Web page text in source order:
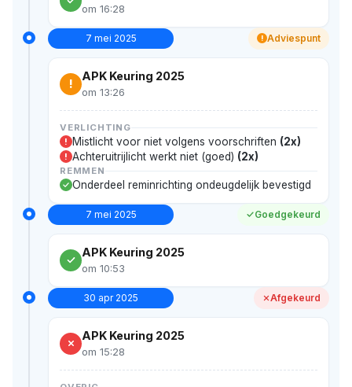
om 16:28
7 mei 2025 ! Adviespunt
!
APK Keuring 2025
om 13:26
VERLICHTING
! Mistlicht voor niet volgens voorschriften (2x)
! Achteruitrijlicht werkt niet (goed) (2x)
REMMEN
Onderdeel reminrichting ondeugdelijk bevestigd
7 mei 2025 Goedgekeurd
APK Keuring 2025
om 10:53
30 apr 2025 Afgekeurd
APK Keuring 2025
om 15:28